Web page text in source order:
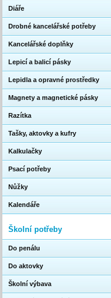
Diáře
Drobné kancelářské potřeby
Kancelářské doplňky
Lepicí a balicí pásky
Lepidla a opravné prostředky
Magnety a magnetické pásky
Razítka
Tašky, aktovky a kufry
Kalkulačky
Psací potřeby
Nůžky
Kalendáře
Školní potřeby
Do penálu
Do aktovky
Školní výbava